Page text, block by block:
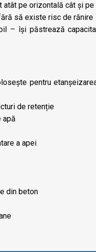
atât pe orizontală cât și
să existe risc de rănire
– își păstrează
pentru
de retenție
apă
a apei
din beton